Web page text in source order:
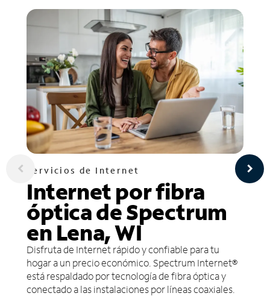
Servicios de Internet
Internet por fibra
óptica de Spectrum
en Lena, WI
Disfruta de Internet rápido y confiable para tu
hogar a un precio económico. Spectrum Internet®
está respaldado por tecnología de fibra óptica y
conectado a las instalaciones por líneas coaxiales.